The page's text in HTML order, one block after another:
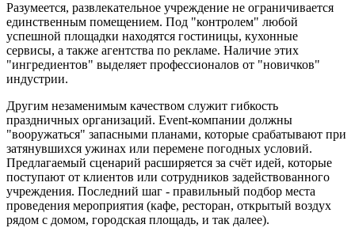
Разумеется, развлекательное учреждение не ограничивается
единственным помещением. Под "контролем" любой
успешной площадки находятся гостиницы, кухонные
сервисы, а также агентства по рекламе. Наличие этих
"ингредиентов" выделяет профессионалов от "новичков"
индустрии.
Другим незаменимым качеством служит гибкость
праздничных организаций. Event-компании должны
"вооружаться" запасными планами, которые срабатывают при
затянувшихся ужинах или перемене погодных условий.
Предлагаемый сценарий расширяется за счёт идей, которые
поступают от клиентов или сотрудников задействованного
учреждения. Последний шаг - правильный подбор места
проведения мероприятия (кафе, ресторан, открытый воздух
рядом с домом, городская площадь, и так далее).